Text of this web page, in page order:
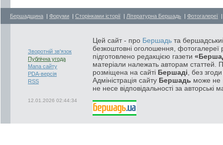
Бершадщина | Форуми | Сторінками історії | Літературна Бершадь | Фотогалереї
Зворотній зв'язок
Публічна угода
Мапа сайту
PDA-версія
RSS
12.01.2026 02:44:34
Цей сайт - про Бершадь та
безкоштовні оголошення, фотогалереї
підготовлено редакцією газети
матеріали належать авторам статтей.
розміщена на сайті Бершаді , без
Адміністрація сайту Бершадь може не
не несе відповідальності за авторські